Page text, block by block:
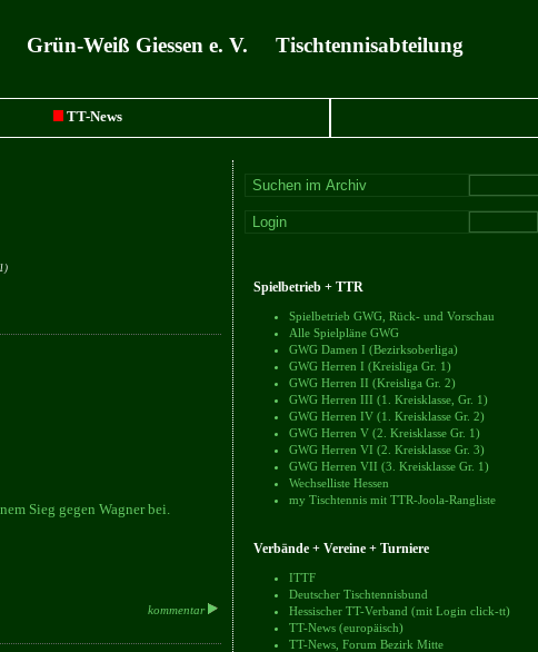
Grün-Weiß Giessen e. V. Tischtennisabteilung
TT-News
Sieg gegen Wagner bei.
kommentar
Spielbetrieb + TTR
Spielbetrieb GWG, Rück- und Vorschau
Alle Spielpläne GWG
GWG Damen I (Bezirksoberliga)
GWG Herren I (Kreisliga Gr. 1)
GWG Herren II (Kreisliga Gr. 2)
GWG Herren III (1. Kreisklasse, Gr. 1)
GWG Herren IV (1. Kreisklasse Gr. 2)
GWG Herren V (2. Kreisklasse Gr. 1)
GWG Herren VI (2. Kreisklasse Gr. 3)
GWG Herren VII (3. Kreisklasse Gr. 1)
Wechselliste Hessen
my Tischtennis mit TTR-Joola-Rangliste
Verbände + Vereine + Turniere
ITTF
Deutscher Tischtennisbund
Hessischer TT-Verband (mit Login click-tt)
TT-News (europäisch)
TT-News, Forum Bezirk Mitte